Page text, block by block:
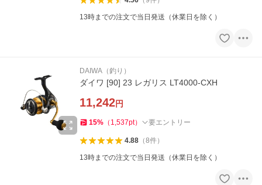
13時までの注文で当日発送（休業日を除く）
DAIWA（釣り）
ダイワ [90] 23 レガリス LT4000-CXH
11,242円
15% （ 1,537pt） 要エントリー
4.88（8件）
13時までの注文で当日発送（休業日を除く）